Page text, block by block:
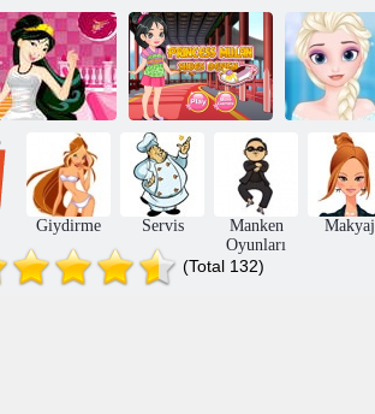
Prenses Gizli
Noel
Prenses renk
koşmak
Badass'a
Prensesi
Prenses Mulan
Gelinlik
Prenses Mulan
Ayakkabı
Tasarımı
Saç
Giydirme Servis
Manken
Oyunları
Makyaj
(Total 132)